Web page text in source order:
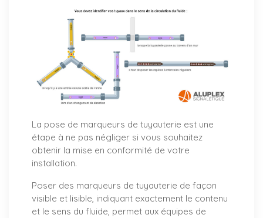
La pose de marqueurs de tuyauterie est une
étape à ne pas négliger si vous souhaitez
obtenir la mise en conformité de votre
installation.
Poser des marqueurs de tuyauterie de façon
visible et lisible, indiquant exactement le contenu
et le sens du fluide, permet aux équipes de